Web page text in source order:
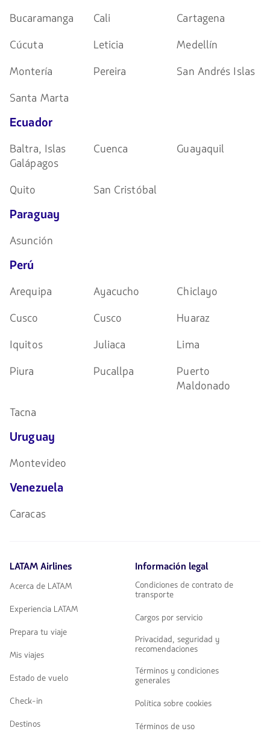
Bucaramanga
Cali
Cartagena
Cúcuta
Leticia
Medellín
Montería
Pereira
San Andrés Islas
Santa Marta
Ecuador
Baltra, Islas
Galápagos
Cuenca Guayaquil
Quito San Cristóbal
Paraguay
Asunción
Perú
Arequipa Ayacucho
Chiclayo
Cusco
Cusco
Huaraz
Iquitos
Juliaca
Lima
Piura
Pucallpa
Puerto
Maldonado
Tacna
Uruguay
Montevideo
Venezuela
Caracas
LATAM Airlines
Acerca de LATAM
Experiencia LATAM
Prepara tu viaje
Mis viajes
Estado de vuelo
Check-in
Destinos
Información legal
Condiciones de contrato de
transporte
Cargos por servicio
Privacidad, seguridad y
recomendaciones
Términos y condiciones
generales
Política sobre cookies
Términos de uso